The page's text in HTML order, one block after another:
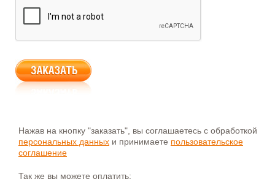
Нажав на кнопку "заказать", вы соглашаетесь с обработкой
персональных данных и принимаете пользовательское
соглашение
Так же вы можете оплатить: